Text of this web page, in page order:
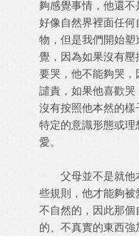
夠感覺事情，他還
好像自然界裡面任
物，但是我們開始
覺，因為如果沒有
要哭，他不能夠哭，
譴責，如果他喜歡
沒有按照他本然的
特定的意識形態或
愛。
父母並不是就他
些規則，他才能夠
不自然的，因此那
的、不真實的東西